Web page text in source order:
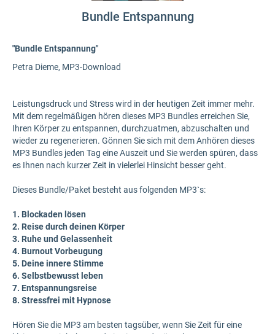
Bundle Entspannung
"Bundle Entspannung"
Petra Dieme, MP3-Download
Leistungsdruck und Stress wird in der heutigen Zeit immer mehr.
Mit dem regelmäßigen hören dieses MP3 Bundles erreichen Sie,
Ihren Körper zu entspannen, durchzuatmen, abzuschalten und
wieder zu regenerieren. Gönnen Sie sich mit dem Anhören dieses
MP3 Bundles jeden Tag eine Auszeit und Sie werden spüren, dass
es Ihnen nach kurzer Zeit in vielerlei Hinsicht besser geht.
Dieses Bundle/Paket besteht aus folgenden MP3`s:
1. Blockaden lösen
2. Reise durch deinen Körper
3. Ruhe und Gelassenheit
4. Burnout Vorbeugung
5. Deine innere Stimme
6. Selbstbewusst leben
7. Entspannungsreise
8. Stressfrei mit Hypnose
Hören Sie die MP3 am besten tagsüber, wenn Sie Zeit für eine